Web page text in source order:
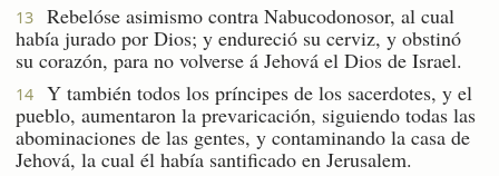
13
Rebelóse asimismo contra Nabucodonosor, al cual
había jurado por Dios; y endureció su cerviz, y obstinó
su corazón, para no volverse á Jehová el Dios de Israel.
14
Y también todos los príncipes de los sacerdotes, y el
pueblo, aumentaron la prevaricación, siguiendo todas las
abominaciones de las gentes, y contaminando la casa de
Jehová, la cual él había santificado en Jerusalem.